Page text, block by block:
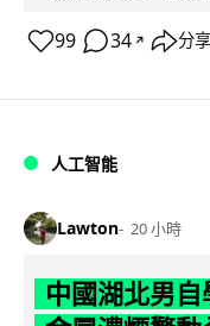
99 34 ↗ 分享
人工智能
Lawton 20 小時
中國湖北男